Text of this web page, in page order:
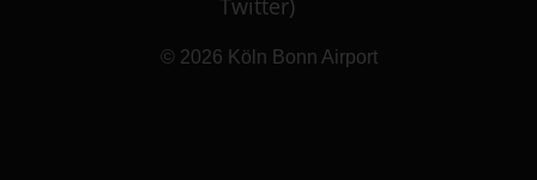
© 2026 Köln Bonn Airport